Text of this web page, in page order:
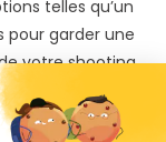
telles qu’un
pour garder une
votre shooting
les photos de